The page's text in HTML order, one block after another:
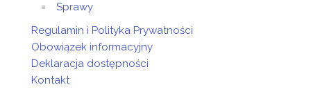
Sprawy
Regulamin i Polityka Prywatności
Obowiązek informacyjny
Deklaracja dostępności
Kontakt